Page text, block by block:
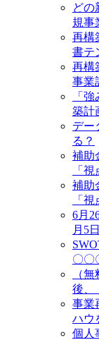
どの
規事
再構
書テ
再構
事業
「
築計
デー
る？
補助
「
補助
「
6月
月5
〇〇
（
後、
事業
ハウ
個人